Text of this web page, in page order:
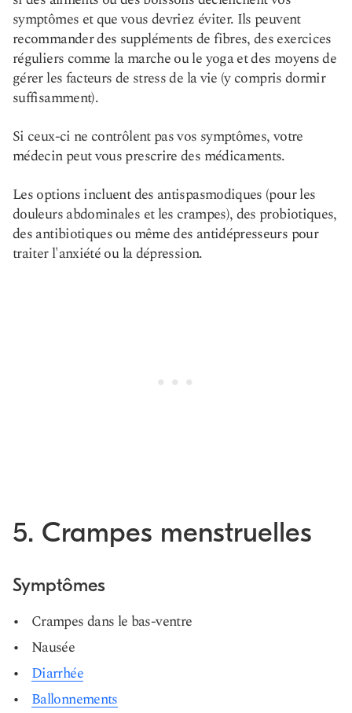
symptômes et que vous devriez éviter. Ils peuvent
recommander des suppléments de fibres, des exercices
réguliers comme la marche ou le yoga et des moyens de
gérer les facteurs de stress de la vie (y compris dormir
suffisamment).
Si ceux-ci ne contrôlent pas vos symptômes, votre
médecin peut vous prescrire des médicaments.
Les options incluent des antispasmodiques (pour les
douleurs abdominales et les crampes), des probiotiques,
des antibiotiques ou même des antidépresseurs pour
traiter l'anxiété ou la dépression.
5. Crampes menstruelles
Symptômes
Crampes dans le bas-ventre
Nausée
Diarrhée
Ballonnements